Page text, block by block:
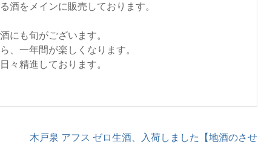
酒をメインに販売しております。
にも旬がございます。
、一年間が楽しくなります。
々精進しております。
木戸泉 アフス ゼロ生酒、入荷しました【地酒のさせ